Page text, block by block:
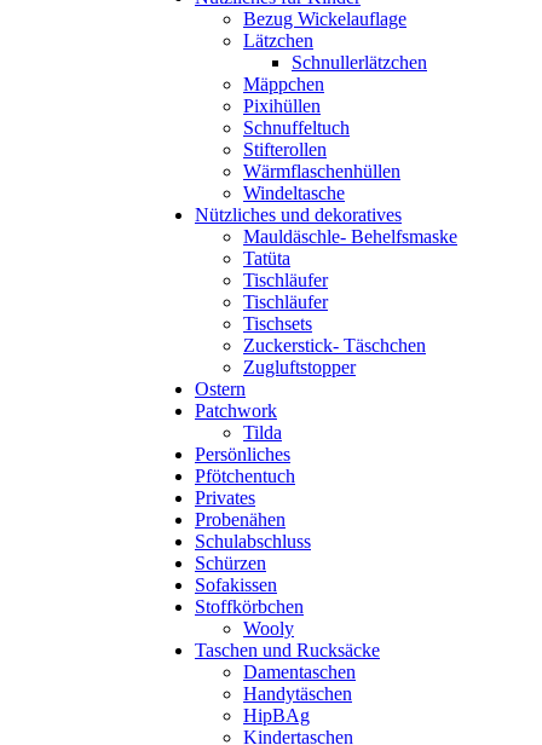
Bezug Wickelauflage
Lätzchen
Schnullerlätzchen
Mäppchen
Pixihüllen
Schnuffeltuch
Stifterollen
Wärmflaschenhüllen
Windeltasche
Nützliches und dekoratives
Mauldäschle- Behelfsmaske
Tatüta
Tischläufer
Tischläufer
Tischsets
Zuckerstick- Täschchen
Zugluftstopper
Ostern
Patchwork
Tilda
Persönliches
Pfötchentuch
Privates
Probenähen
Schulabschluss
Schürzen
Sofakissen
Stoffkörbchen
Wooly
Taschen und Rucksäcke
Damentaschen
Handytäschen
HipBAg
Kindertaschen